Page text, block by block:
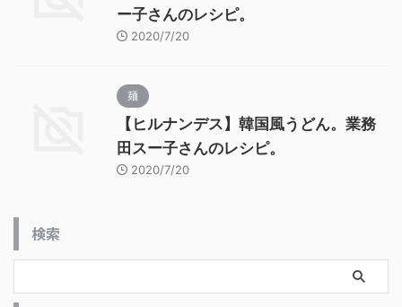
ー子さんのレシピ。
2020/7/20
麺
【ヒルナンデス】韓国風うどん。業務
田スー子さんのレシピ。
2020/7/20
検索